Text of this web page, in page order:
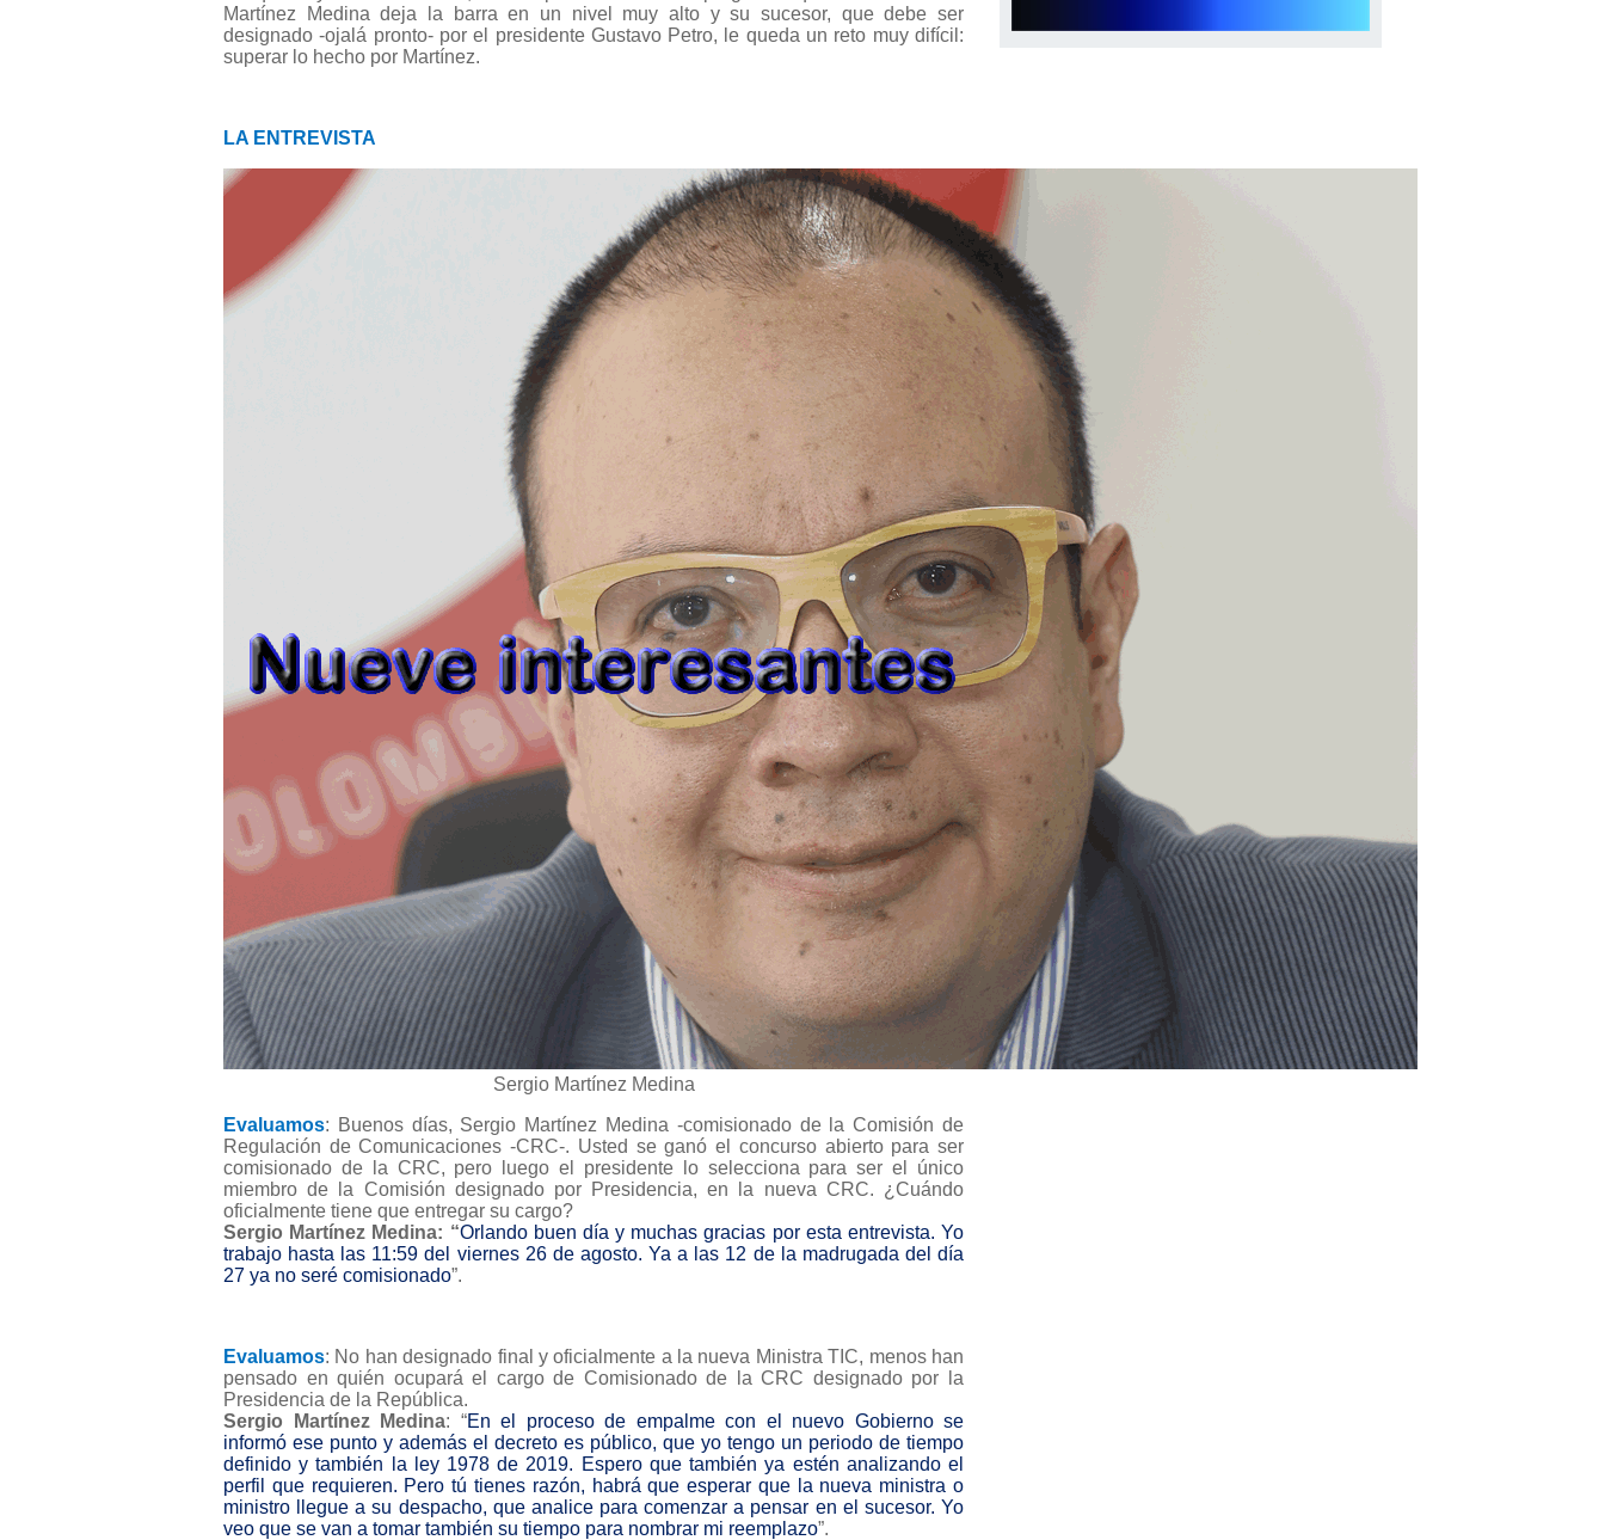
Martínez Medina deja la barra en un nivel muy alto y su sucesor, que debe ser
designado -ojalá pronto- por el presidente Gustavo Petro, le queda un reto muy difícil:
superar lo hecho por Martínez.
LA ENTREVISTA
Sergio Martínez Medina
Evaluamos: Buenos días, Sergio Martínez Medina -comisionado de la Comisión de
Regulación de Comunicaciones -CRC-. Usted se ganó el concurso abierto para ser
comisionado de la CRC, pero luego el presidente lo selecciona para ser el único
miembro de la Comisión designado por Presidencia, en la nueva CRC. ¿Cuándo
oficialmente tiene que entregar su cargo?
Sergio Martínez Medina: “Orlando buen día y muchas gracias por esta entrevista. Yo
trabajo hasta las 11:59 del viernes 26 de agosto. Ya a las 12 de la madrugada del día
27 ya no seré comisionado”.
Evaluamos: No han designado final y oficialmente a la nueva Ministra TIC, menos han
pensado en quién ocupará el cargo de Comisionado de la CRC designado por la
Presidencia de la República.
Sergio Martínez Medina: “En el proceso de empalme con el nuevo Gobierno se
informó ese punto y además el decreto es público, que yo tengo un periodo de tiempo
definido y también la ley 1978 de 2019. Espero que también ya estén analizando el
perfil que requieren. Pero tú tienes razón, habrá que esperar que la nueva ministra o
ministro llegue a su despacho, que analice para comenzar a pensar en el sucesor. Yo
veo que se van a tomar también su tiempo para nombrar mi reemplazo”.